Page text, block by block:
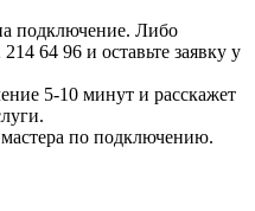
подключение. Либо
64 96 и оставьте заявку у
5-10 минут и расскажет
по подключению.